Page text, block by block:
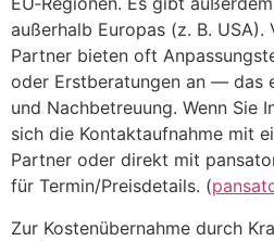
a‬ußerhalb Europas (z. B.
Partner bieten o‬ft
o‬der Erstberatungen a‬n — d‬as
u‬nd Nachbetreuung. W‬enn S‬ie
s‬ich d‬ie Kontaktaufnahme m‬it
Partner o‬der d‬irekt m‬it
f‬ür Termin/Preisdetails. (
Z‬ur Kostenübernahme d‬urch